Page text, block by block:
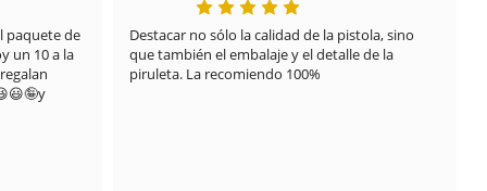
paquete de
un 10 a la
Destacar no sólo la calidad de la pistola, sino
que también el embalaje y el detalle de la
piruleta. La recomiendo 100%